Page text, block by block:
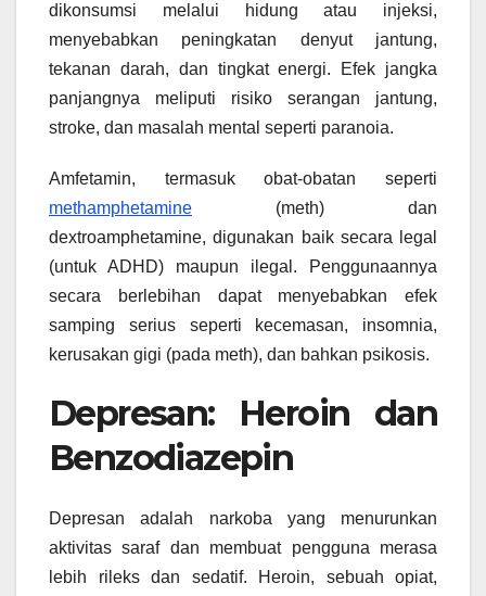
dikonsumsi melalui hidung atau injeksi,
menyebabkan peningkatan denyut jantung,
tekanan darah, dan tingkat energi. Efek jangka
panjangnya meliputi risiko serangan jantung,
stroke, dan masalah mental seperti paranoia.
Amfetamin, termasuk obat-obatan seperti
methamphetamine (meth) dan
dextroamphetamine, digunakan baik secara legal
(untuk ADHD) maupun ilegal. Penggunaannya
secara berlebihan dapat menyebabkan efek
samping serius seperti kecemasan, insomnia,
kerusakan gigi (pada meth), dan bahkan psikosis.
Depresan: Heroin dan
Benzodiazepin
Depresan adalah narkoba yang menurunkan
aktivitas saraf dan membuat pengguna merasa
lebih rileks dan sedatif. Heroin, sebuah opiat,